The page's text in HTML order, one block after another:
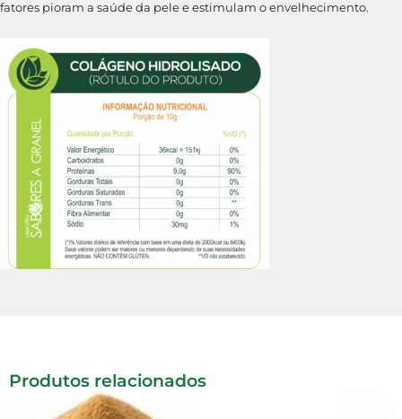
fatores pioram a saúde da pele e estimulam o envelhecimento.
Produtos relacionados